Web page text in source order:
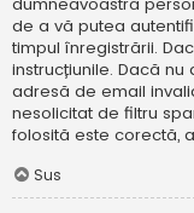
de a vă putea
timpul înregistrării.
instrucțiunile. Dacă
adresă de email
nesolicitat de filtru
folosită este corectă,
Sus